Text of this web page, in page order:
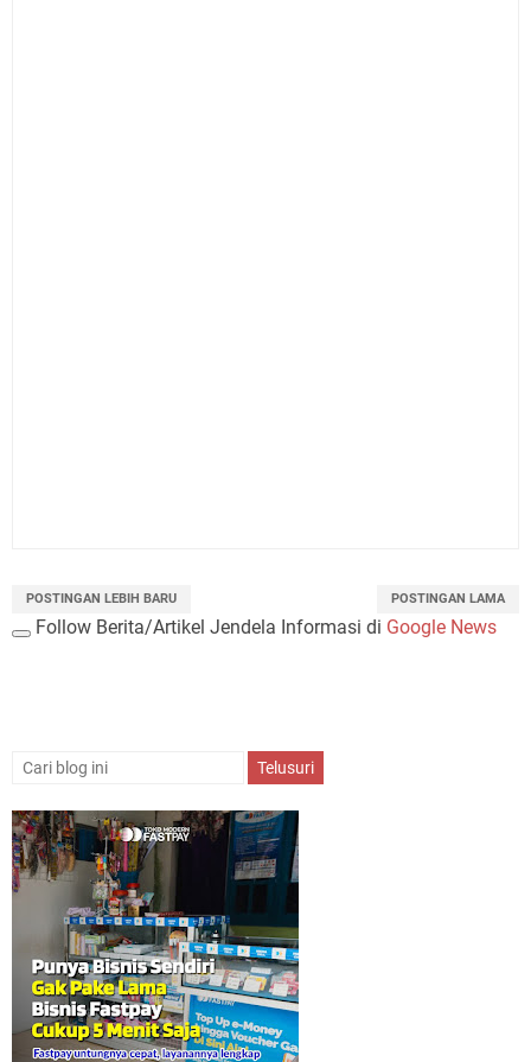
POSTINGAN LEBIH BARU POSTINGAN LAMA
Follow Berita/Artikel Jendela Informasi di Google News